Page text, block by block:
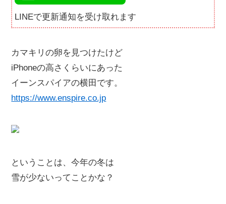
LINEで更新通知を受け取れます
カマキリの卵を見つけたけど
iPhoneの高さくらいにあった
イーンスパイアの横田です。
https://www.enspire.co.jp
ということは、今年の冬は
雪が少ないってことかな？